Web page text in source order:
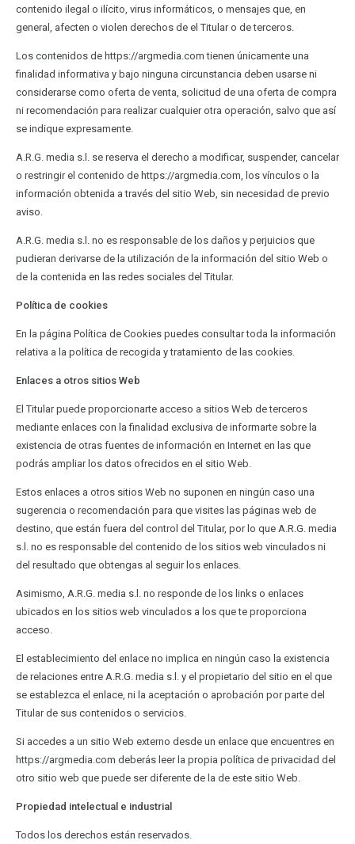
contenido ilegal o ilícito, virus informáticos, o mensajes que, en
general, afecten o violen derechos de el Titular o de terceros.
Los contenidos de https://argmedia.com tienen únicamente una
finalidad informativa y bajo ninguna circunstancia deben usarse ni
considerarse como oferta de venta, solicitud de una oferta de compra
ni recomendación para realizar cualquier otra operación, salvo que así
se indique expresamente.
A.R.G. media s.l. se reserva el derecho a modificar, suspender, cancelar
o restringir el contenido de https://argmedia.com, los vínculos o la
información obtenida a través del sitio Web, sin necesidad de previo
aviso.
A.R.G. media s.l. no es responsable de los daños y perjuicios que
pudieran derivarse de la utilización de la información del sitio Web o
de la contenida en las redes sociales del Titular.
Política de cookies
En la página Política de Cookies puedes consultar toda la información
relativa a la política de recogida y tratamiento de las cookies.
Enlaces a otros sitios Web
El Titular puede proporcionarte acceso a sitios Web de terceros
mediante enlaces con la finalidad exclusiva de informarte sobre la
existencia de otras fuentes de información en Internet en las que
podrás ampliar los datos ofrecidos en el sitio Web.
Estos enlaces a otros sitios Web no suponen en ningún caso una
sugerencia o recomendación para que visites las páginas web de
destino, que están fuera del control del Titular, por lo que A.R.G. media
s.l. no es responsable del contenido de los sitios web vinculados ni
del resultado que obtengas al seguir los enlaces.
Asimismo, A.R.G. media s.l. no responde de los links o enlaces
ubicados en los sitios web vinculados a los que te proporciona
acceso.
El establecimiento del enlace no implica en ningún caso la existencia
de relaciones entre A.R.G. media s.l. y el propietario del sitio en el que
se establezca el enlace, ni la aceptación o aprobación por parte del
Titular de sus contenidos o servicios.
Si accedes a un sitio Web externo desde un enlace que encuentres en
https://argmedia.com deberás leer la propia política de privacidad del
otro sitio web que puede ser diferente de la de este sitio Web.
Propiedad intelectual e industrial
Todos los derechos están reservados.